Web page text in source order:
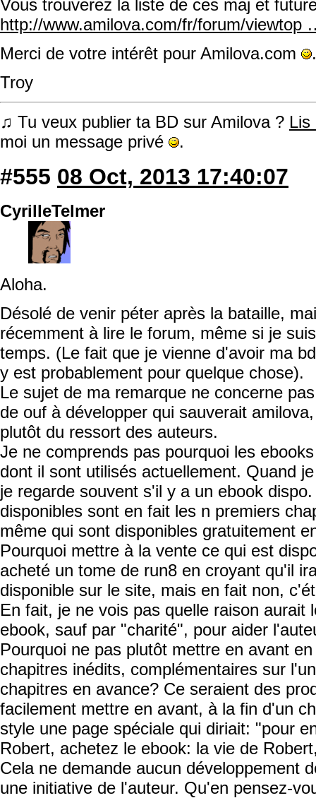
Vous trouverez la liste de ces maj et
http://www.amilova.com/fr/forum/viewtop
Merci de votre intérêt pour Amilova.com
.
Troy
♫ Tu veux publier ta BD sur Amilova ? Lis
moi un message privé
.
#555 08 Oct, 2013 17:40:07
CyrilleTelmer
Aloha.
Désolé de venir péter après la bataille,
récemment à lire le forum, même si je
temps. (Le fait que je vienne d'avoir ma
y est probablement pour quelque chose).
Le sujet de ma remarque ne concerne
de ouf à développer qui sauverait
plutôt du ressort des auteurs.
Je ne comprends pas pourquoi les
dont il sont utilisés actuellement. Quand
je regarde souvent s'il y a un ebook
disponibles sont en fait les n premiers
même qui sont disponibles gratuitement
Pourquoi mettre à la vente ce qui est
acheté un tome de run8 en croyant qu'il
disponible sur le site, mais en fait non,
En fait, je ne vois pas quelle raison aurait
ebook, sauf par "charité", pour aider
Pourquoi ne pas plutôt mettre en avant
chapitres inédits, complémentaires sur
chapitres en avance? Ce seraient des
facilement mettre en avant, à la fin d'un
style une page spéciale qui diriait: "pour
Robert, achetez le ebook: la vie de
Cela ne demande aucun développement
une initiative de l'auteur. Qu'en pensez-